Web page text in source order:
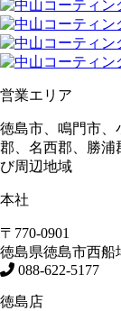
営業エリア
徳島市、鳴門市、
郡、名西郡、勝浦
び周辺地域
本社
〒770-0901
徳島県徳島市西船
088-622-5177
徳島店